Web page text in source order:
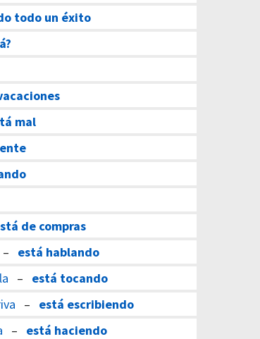
todo un éxito
mal
de compras
– está hablando
– está tocando
– está escribiendo
– está haciendo